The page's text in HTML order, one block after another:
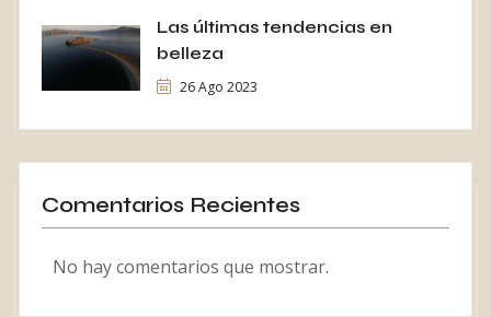
Las últimas tendencias en
belleza
26 Ago 2023
Comentarios Recientes
No hay comentarios que mostrar.